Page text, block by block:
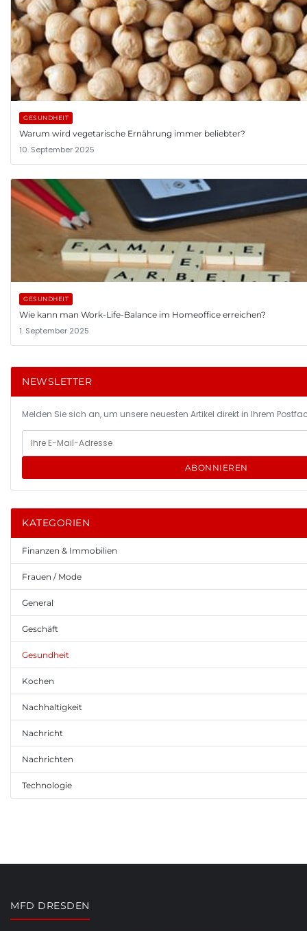
GESUNDHEIT
Warum wird vegetarische Ernährung immer beliebter?
10. September 2025
GESUNDHEIT
Wie kann man Work-Life-Balance im Homeoffice erreichen?
1. September 2025
NEWSLETTER
Melden Sie sich an, um unsere neuesten Artikel direkt in Ihrem
ABONNIEREN
KATEGORIEN
Finanzen & Immobilien
Frauen / Mode
General
Geschäft
Gesundheit
Kochen
Nachhaltigkeit
Nachricht
Nachrichten
Technologie
MFD DRESDEN